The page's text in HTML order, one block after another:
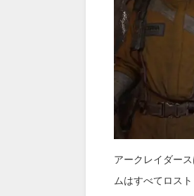
アークレイダー
ムはすべてロス